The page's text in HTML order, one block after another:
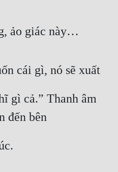
ảo giác này…
cái gì, nó sẽ xuất
gì cả.” Thanh âm
đến bên